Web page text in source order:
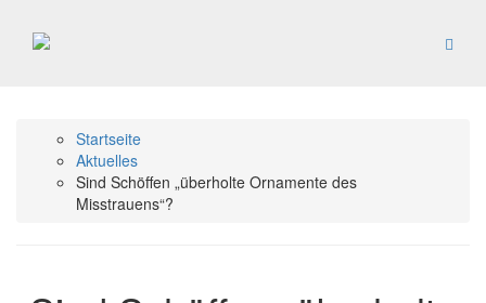
Startseite
Aktuelles
Sind Schöffen „überholte Ornamente des
Misstrauens“?